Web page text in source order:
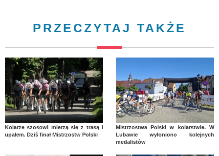
PRZECZYTAJ TAKŻE
Kolarze szosowi mierzą się z trasą i
upałem. Dziś finał Mistrzostw Polski
Mistrzostwa Polski w kolarstwie. W
Lubawie wyłoniono kolejnych
medalistów